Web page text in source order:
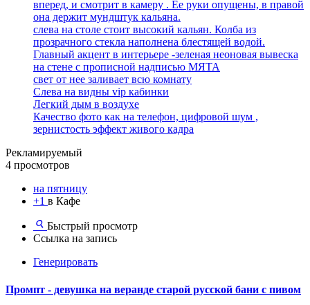
вперед, и смотрит в камеру . Ее руки опущены, в правой
она держит мундштук кальяна.
слева на столе стоит высокий кальян. Колба из
прозрачного стекла наполнена блестящей водой.
Главный акцент в интерьере -зеленая неоновая вывеска
на стене с прописной надписью МЯТА
свет от нее заливает всю комнату
Слева на видны vip кабинки
Легкий дым в воздухе
Качество фото как на телефон, цифровой шум ,
зернистость эффект живого кадра
Рекламируемый
4 просмотров
на пятницу
+1 в Кафе
Быстрый просмотр
Ссылка на запись
Генерировать
Промпт - девушка на веранде старой русской бани с пивом